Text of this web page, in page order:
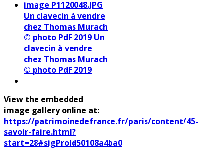
Un clavecin à vendre
chez Thomas Murach
© photo PdF 2019 Un
clavecin à vendre
chez Thomas Murach
© photo PdF 2019
View the embedded
image gallery online at:
https://patrimoinedefrance.fr/paris/content/45-
savoir-faire.html?
start=28#sigProId50108a4ba0